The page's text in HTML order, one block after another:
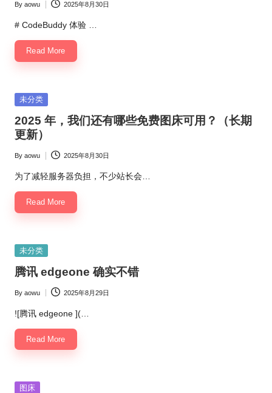
Posted
by
By aowu 2025年8月30日
# CodeBuddy 体验 …
Read More
Posted
未分类
2025 年，我们还有哪些免费图床可用？（长期
更新）
Posted
by
By aowu 2025年8月30日
为了减轻服务器负担，不少站长会…
Read More
Posted
未分类
腾讯 edgeone 确实不错
Posted
by
By aowu 2025年8月29日
![腾讯 edgeone ](…
Read More
Posted
图床